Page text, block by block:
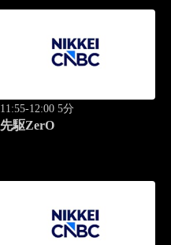
11:55-12:00 5分
先駆ZerO